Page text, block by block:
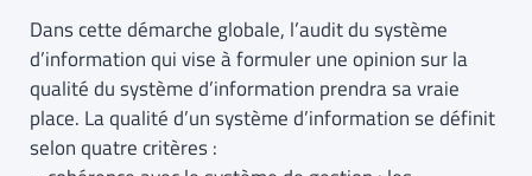
Dans cette démarche globale, l’audit du système
d’information qui vise à formuler une opinion sur la
qualité du système d’information prendra sa vraie
place. La qualité d’un système d’information se définit
selon quatre critères :